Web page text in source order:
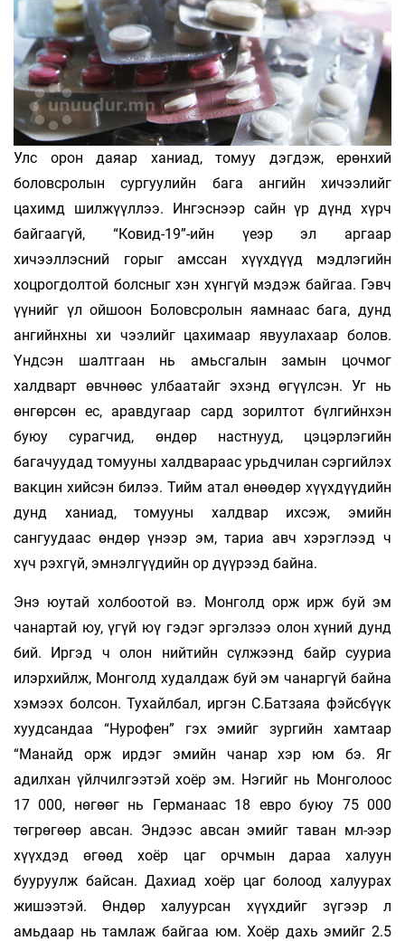
Улс орон даяар ханиад, томуу дэгдэж, ерөнхий
боловсролын сургуулийн бага ангийн хичээлийг
цахимд шилжүүллээ. Ингэснээр сайн үр дүнд хүрч
байгаагүй, “Ковид-19”-ийн үеэр эл аргаар
хичээллэсний горыг амссан хүүхдүүд мэдлэгийн
хоцрогдолтой болсныг хэн хүнгүй мэдэж байгаа. Гэвч
үүнийг үл ойшоон Боловсролын яамнаас бага, дунд
ангийнхны хи­ чээлийг цахимаар явуулахаар болов.
Үндсэн шалтгаан нь амьсгалын замын цочмог
халдварт өвчнөөс улбаатайг эхэнд өгүүлсэн. Уг нь
өнгөрсөн ес, аравдугаар сард зорилтот бүлгийнхэн
буюу сурагчид, өндөр настнууд, цэцэрлэгийн
багачуудад томууны халдвараас урьдчилан сэргийлэх
вакцин хийсэн билээ. Тийм атал өнөөдөр хүүхдүүдийн
дунд ханиад, томууны халдвар ихсэж, эмийн
сангуудаас өндөр үнээр эм, тариа авч хэрэглээд ч
хүч­ рэхгүй, эмнэлгүүдийн ор дүүрээд байна.
Энэ юутай холбоотой вэ. Монголд орж ирж буй эм
чанартай юу, үгүй юү гэдэг эргэлзээ олон хүний дунд
бий. Иргэд ч олон нийтийн сүлжээнд байр сууриа
илэрхийлж, Монголд худалдаж буй эм чанаргүй байна
хэмээх болсон. Тухайлбал, иргэн С.Батзаяа фэйсбүүк
хуудсандаа “Нурофен” гэх эмийг зургийн хамтаар
“Манайд орж ирдэг эмийн чанар хэр юм бэ. Яг
адилхан үйлчилгээтэй хоёр эм. Нэгийг нь Монголоос
17 000, нөгөөг нь Германаас 18 евро буюу 75 000
төгрөгөөр авсан. Эндээс авсан эмийг таван мл-ээр
хүүхдэд өгөөд хоёр цаг орчмын дараа халуун
бууруулж байсан. Дахиад хоёр цаг болоод халуурах
жишээтэй. Өндөр халуурсан хүүхдийг зүгээр л
амьдаар нь тамлаж байгаа юм. Хоёр дахь эмийг 2.5